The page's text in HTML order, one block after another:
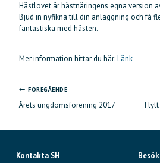
Hästlovet är hästnäringens egna version
Bjud in nyfikna till din anläggning och få
fantastiska med hästen.
Mer information hittar du här:Länk
Inläggsnavigering
FÖREGÅENDE
Årets ungdomsförening 2017
Kontakta SH